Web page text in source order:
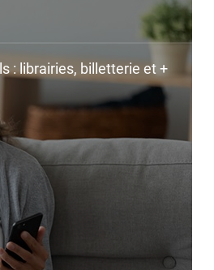
: librairies, billetterie et +